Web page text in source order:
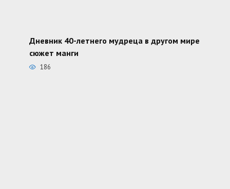
Дневник 40-летнего мудреца в другом мире
сюжет манги
186